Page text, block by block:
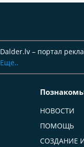
Dalder.lv – портал
Еще..
НОВОСТИ
ПОМОЩЬ
СОЗДАНИЕ